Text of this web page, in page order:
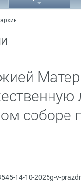
соборе
14-10-2025g-v-